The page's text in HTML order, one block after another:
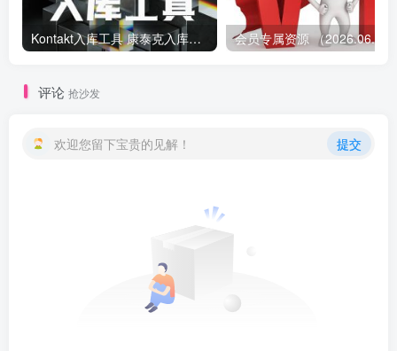
Kontakt入库工具 康泰克入库教程
评论 抢沙发
欢迎您留下宝贵的见解！ 提交